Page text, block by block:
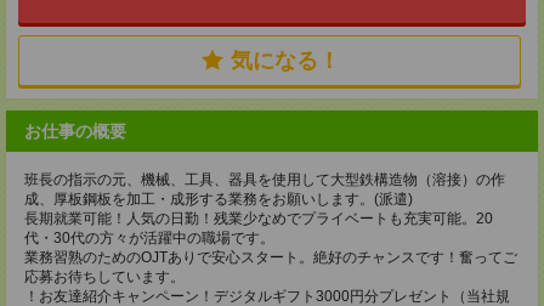
気になる！
お仕事の概要
班長の指示の元、機械、工具、器具を使用して大型鉄構造物（溶接）の作
成、厚板鋼板を加工・成形する業務をお願いします。(派遣)
長期就業可能！人気の日勤！残業少なめでプライベートも充実可能。20
代・30代の方々が活躍中の職場です。
業務習熟のためのOJTありで安心スタート。絶好のチャンスです！奮ってご
応募お待ちしています。
！お友達紹介キャンペーン！デジタルギフト3000円分プレゼント（当社規